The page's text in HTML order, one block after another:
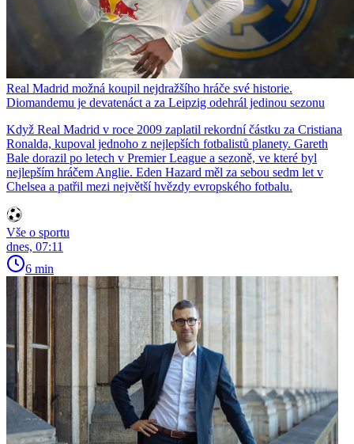
Real Madrid možná koupil nejdražšího hráče své historie.
Diomandemu je devatenáct a za Leipzig odehrál jedinou sezonu
Když Real Madrid v roce 2009 zaplatil rekordní částku za Cristiana
Ronalda, kupoval jednoho z nejlepších fotbalistů planety. Gareth
Bale dorazil po letech v Premier League a sezoně, ve které byl
nejlepším hráčem Anglie. Eden Hazard měl za sebou sedm let v
Chelsea a patřil mezi největší hvězdy evropského fotbalu.
Vše o sportu
dnes, 07:11
6 min